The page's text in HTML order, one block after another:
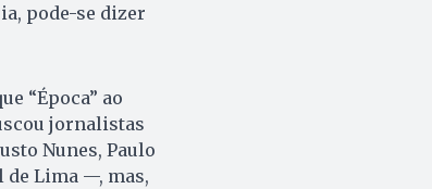
pode-se dizer
“Época” ao
jornalistas
Nunes, Paulo
de Lima —, mas,